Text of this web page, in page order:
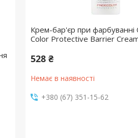
Крем-бар'єр при фарбуванні
Color Protective Barrier
528 ₴
Немає в наявності
+380 (67) 351-15-62